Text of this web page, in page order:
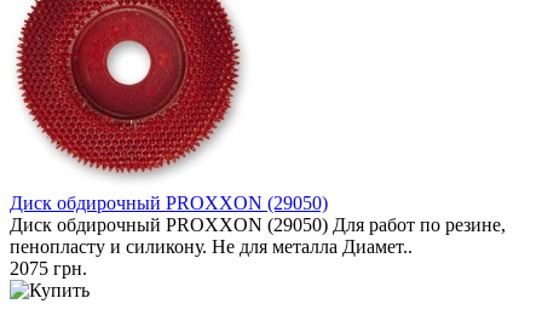
Диск обдирочный PROXXON (29050)
Диск обдирочный PROXXON (29050) Для работ по резине,
пенопласту и силикону. Не для металла Диамет..
2075 грн.